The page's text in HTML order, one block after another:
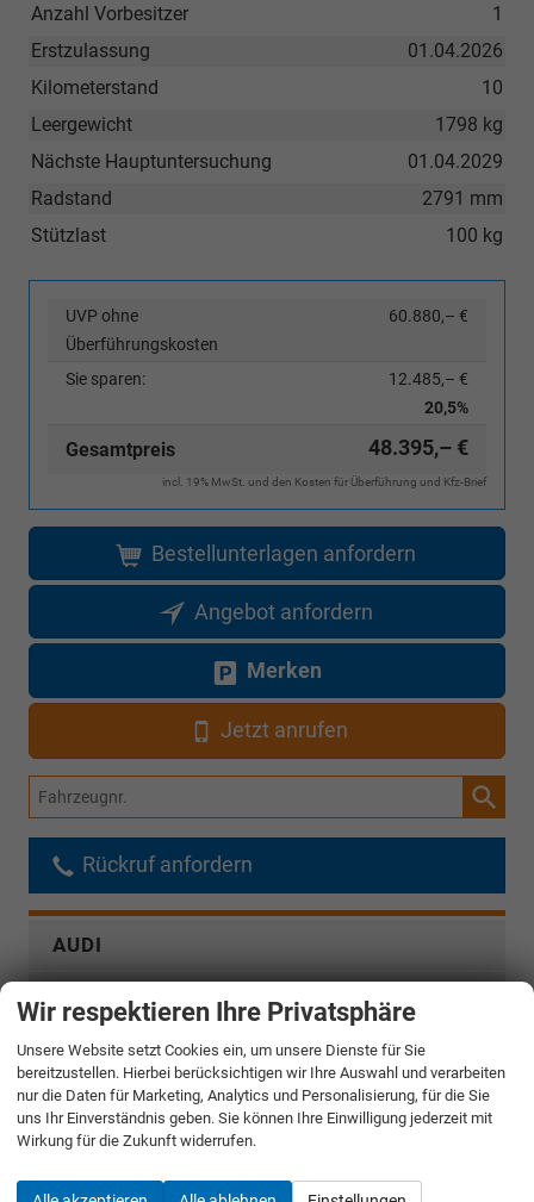
1
Anzahl Vorbesitzer
01.04.2026
Erstzulassung
10
Kilometerstand
1798 kg
Leergewicht
01.04.2029
Nächste Hauptuntersuchung
2791 mm
Radstand
100 kg
Stützlast
UVP ohne
Überführungskosten
60.880,– €
Sie sparen:
12.485,– €
20,5%
Gesamtpreis 48.395,– €
incl. 19% MwSt. und den Kosten für Überführung und Kfz-Brief
Bestellunterlagen anfordern
Angebot anfordern
Merken
Jetzt anrufen
Fahrzeugnr.
Rückruf anfordern
AUDI
DACIA
FIAT
FORD
Wir respektieren Ihre Privatsphäre
Unsere Website setzt Cookies ein, um unsere Dienste für Sie
bereitzustellen. Hierbei berücksichtigen wir Ihre Auswahl und verarbeiten
nur die Daten für Marketing, Analytics und Personalisierung, für die Sie
uns Ihr Einverständnis geben. Sie können Ihre Einwilligung jederzeit mit
Wirkung für die Zukunft widerrufen.